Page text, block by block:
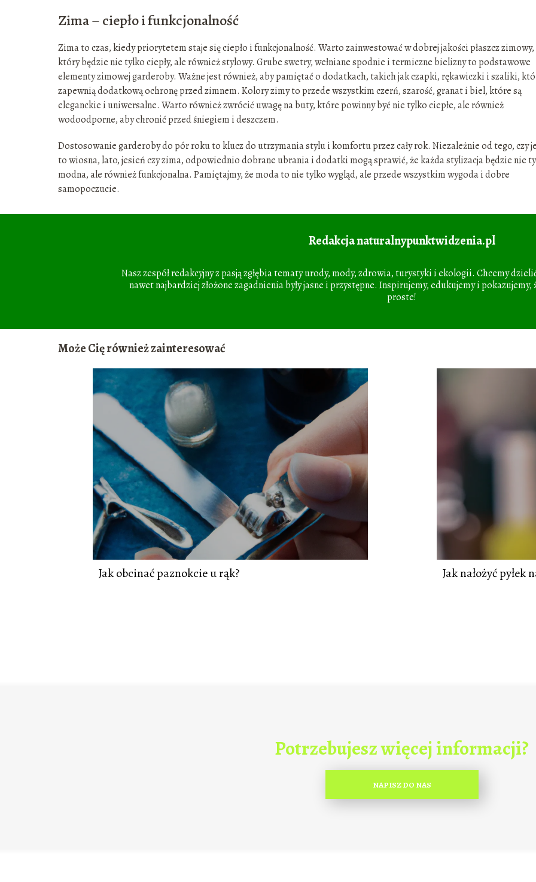
Zima – ciepło i funkcjonalność
Zima to czas, kiedy priorytetem staje się ciepło i funkcjonalność. Warto zainwestować w dobrej jakości płaszcz zimowy,
który będzie nie tylko ciepły, ale również stylowy. Grube swetry, wełniane spodnie i termiczne bielizny to podstawowe
elementy zimowej garderoby. Ważne jest również, aby pamiętać o dodatkach, takich jak czapki, rękawiczki i szaliki,
zapewnią dodatkową ochronę przed zimnem. Kolory zimy to przede wszystkim czerń, szarość, granat i biel, które są
eleganckie i uniwersalne. Warto również zwrócić uwagę na buty, które powinny być nie tylko ciepłe, ale również
wodoodporne, aby chronić przed śniegiem i deszczem.
Dostosowanie garderoby do pór roku to klucz do utrzymania stylu i komfortu przez cały rok. Niezależnie od tego, czy
to wiosna, lato, jesień czy zima, odpowiednio dobrane ubrania i dodatki mogą sprawić, że każda stylizacja będzie nie
modna, ale również funkcjonalna. Pamiętajmy, że moda to nie tylko wygląd, ale przede wszystkim wygoda i dobre
samopoczucie.
Redakcja naturalnypunktwidzenia.pl
Nasz zespół redakcyjny z pasją zgłębia tematy urody, mody, zdrowia, turystyki i ekologii. Chcemy
nawet najbardziej złożone zagadnienia były jasne i przystępne. Inspirujemy, edukujemy i
proste!
Może Cię również zainteresować
Jak obcinać paznokcie u rąk? Jak nałożyć pyłek
Potrzebujesz więcej informacji?
NAPISZ DO NAS